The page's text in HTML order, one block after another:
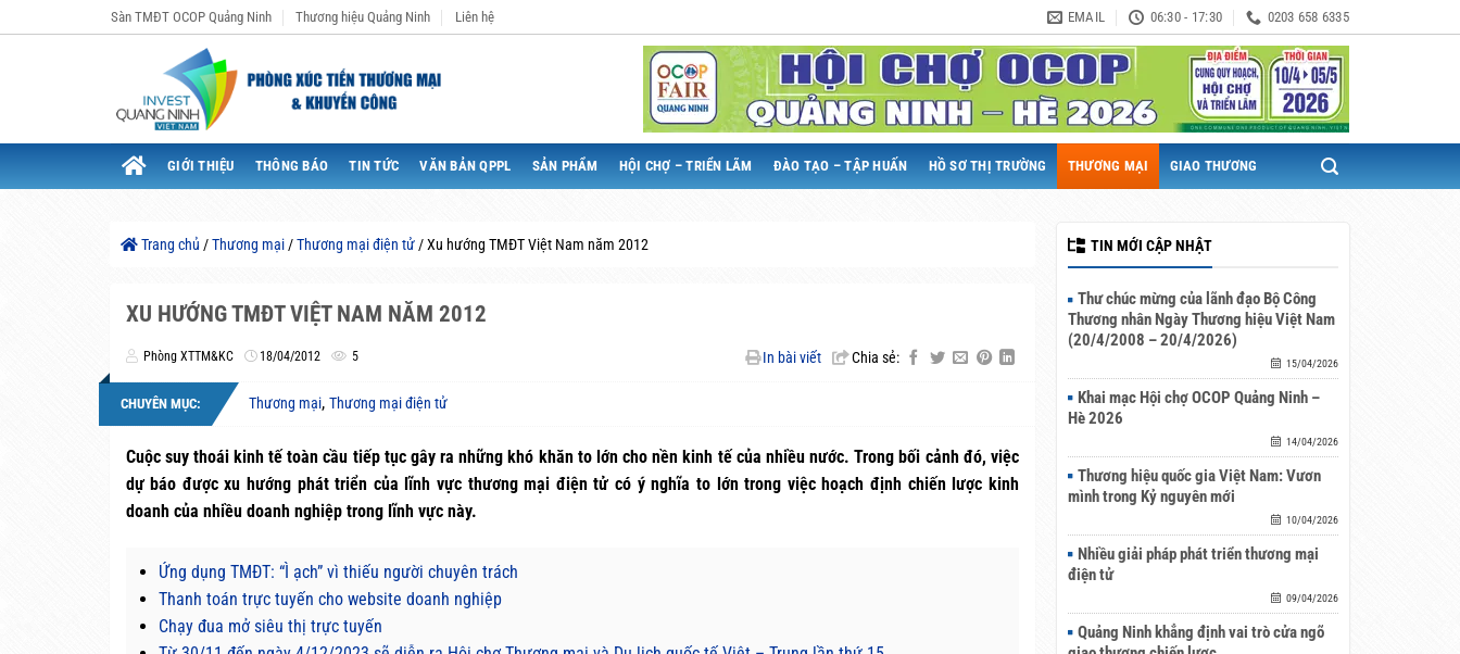
qua
Sàn TMĐT OCOP Quảng Ninh Thương hiệu Quảng Ninh Liên hệ EMAIL 06:30 - 17:30 0203 658 6335
GIỚI THIỆU THÔNG BÁO TIN TỨC VĂN BẢN QPPL SẢN PHẨM HỘI CHỢ – TRIỂN LÃM ĐÀO TẠO – TẬP HUẤN HỒ SƠ THỊ TRƯỜNG THƯƠNG MẠI GIAO THƯƠNG
Trang chủ /Thương mại/Thương mại điện tử/Xu hướng TMĐT Việt Nam năm 2012
XU HƯỚNG TMĐT VIỆT NAM NĂM 2012
Phòng XTTM&KC 18/04/2012 5 In bài viết Chia sẻ:
CHUYÊN MỤC: Thương mại, Thương mại điện tử
Cuộc suy thoái kinh tế toàn cầu tiếp tục gây ra những khó khăn to lớn cho nền kinh tế của nhiều nước. Trong bối cảnh đó, việc
dự báo được xu hướng phát triển của lĩnh vực thương mại điện tử có ý nghĩa to lớn trong việc hoạch định chiến lược kinh
doanh của nhiều doanh nghiệp trong lĩnh vực này.
Ứng dụng TMĐT: “Ì ạch” vì thiếu người chuyên trách
Thanh toán trực tuyến cho website doanh nghiệp
Chạy đua mở siêu thị trực tuyến
TIN MỚI CẬP NHẬT
Thư chúc mừng của lãnh đạo Bộ Công
Thương nhân Ngày Thương hiệu Việt Nam
(20/4/2008 – 20/4/2026)
15/04/2026
Khai mạc Hội chợ OCOP Quảng Ninh –
Hè 2026
14/04/2026
Thương hiệu quốc gia Việt Nam: Vươn
mình trong Kỷ nguyên mới
10/04/2026
Nhiều giải pháp phát triển thương mại
điện tử
09/04/2026
Quảng Ninh khẳng định vai trò cửa ngõ